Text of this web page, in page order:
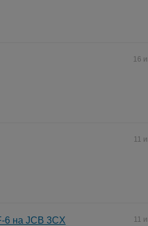
16
11
11
6 на JCB 3CX